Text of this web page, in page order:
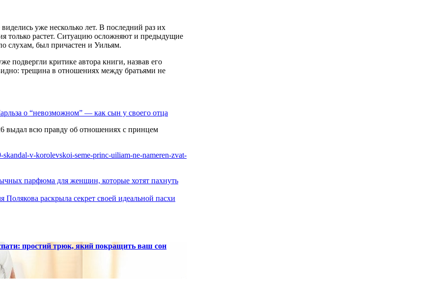
уже несколько лет. В последний раз их
только растет. Ситуацию осложняют и предыдущие
слухам, был причастен и Уильям.
подвергли критике автора книги, назвав его
трещина в отношениях между братьями не
о “невозможном” — как сын у своего отца
выдал всю правду об отношениях с принцем
v-korolevskoi-seme-princ-uiliam-ne-nameren-zvat-
парфюма для женщин, которые хотят пахнуть
раскрыла секрет своей идеальной пасхи
простий трюк, який покращить ваш сон